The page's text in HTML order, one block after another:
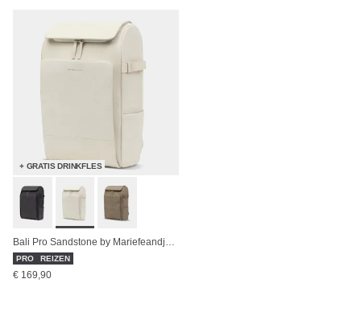
+ GRATIS DRINKFLES
Bali Pro Sandstone by Mariefeandjakesnow
PRO REIZEN
€ 169,90